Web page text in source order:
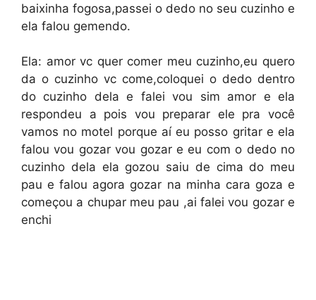
baixinha fogosa,passei o dedo no seu cuzinho e
ela falou gemendo.
Ela: amor vc quer comer meu cuzinho,eu quero
da o cuzinho vc come,coloquei o dedo dentro
do cuzinho dela e falei vou sim amor e ela
respondeu a pois vou preparar ele pra você
vamos no motel porque aí eu posso gritar e ela
falou vou gozar vou gozar e eu com o dedo no
cuzinho dela ela gozou saiu de cima do meu
pau e falou agora gozar na minha cara goza e
começou a chupar meu pau ,ai falei vou gozar e
enchi